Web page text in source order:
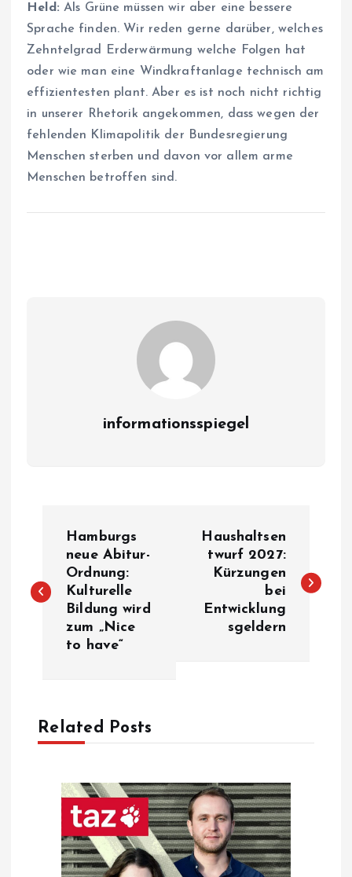
Held: Als Grüne müssen wir aber eine bessere
Sprache finden. Wir reden gerne darüber, welches
Zehntelgrad Erderwärmung welche Folgen hat
oder wie man eine Windkraftanlage technisch am
effizientesten plant. Aber es ist noch nicht richtig
in unserer Rhetorik angekommen, dass wegen der
fehlenden Klimapolitik der Bundesregierung
Menschen sterben und davon vor allem arme
Menschen betroffen sind.
informationsspiegel
s
a
v
Hamburgs
neue Abitur-
Ordnung:
Kulturelle
Bildung wird
zum „Nice
to have“
Haushaltsen
twurf 2027:
Kürzungen
bei
Entwicklung
sgeldern
Related Posts